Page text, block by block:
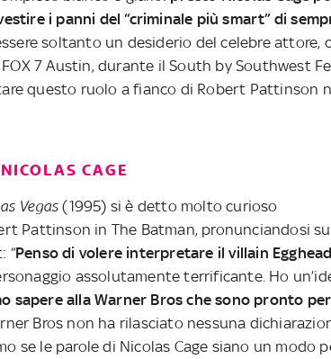
i panni del “criminale più smart” di
soltanto un desiderio del celebre attore,
7 Austin, durante il South by Southwest
questo ruolo a fianco di Robert Pattinson
CAGE
Vegas (1995) si è detto molto curioso
Pattinson in The Batman, pronunciandosi
“Penso di volere interpretare il villain Egghead
assolutamente terrificante. Ho
sapere alla Warner Bros che sono pronto
Bros non ha rilasciato nessuna
se le parole di Nicolas Cage siano un modo